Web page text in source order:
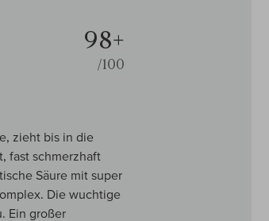
98+
/100
zieht bis in die
fast schmerzhaft
Säure mit super
Die wuchtige
Ein großer